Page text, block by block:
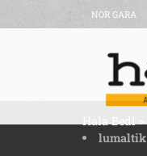
NOR GARA
Hala Bedi>
lumaltik